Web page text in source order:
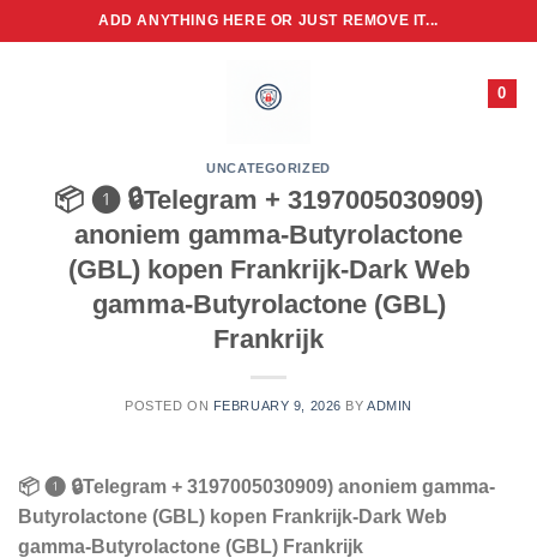
to
ADD ANYTHING HERE OR JUST REMOVE IT...
0
UNCATEGORIZED
📦 ❶ 🔒Telegram + 3197005030909)
anoniem gamma-Butyrolactone
(GBL) kopen Frankrijk-Dark Web
gamma-Butyrolactone (GBL)
Frankrijk
POSTED ON FEBRUARY 9, 2026 BY ADMIN
📦 ❶ 🔒Telegram + 3197005030909) anoniem gamma-
Butyrolactone (GBL) kopen Frankrijk-Dark Web
gamma-Butyrolactone (GBL) Frankrijk